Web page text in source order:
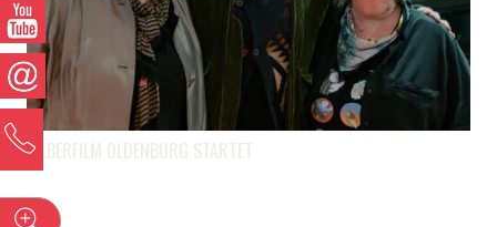
SILBERFILM OLDENBURG STARTET